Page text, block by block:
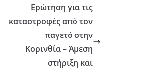
Ερώτηση για τις
καταστροφές από τον
παγετό στην
Κορινθία – Άμεση
στήριξη και